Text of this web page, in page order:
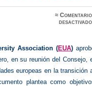
≈
Association (EUA)
en su reunión del Consejo,
europeas en la transición
plantea como